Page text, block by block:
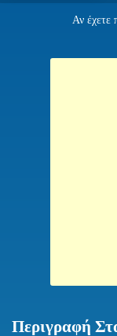
Αν έχετε
Περιγραφή